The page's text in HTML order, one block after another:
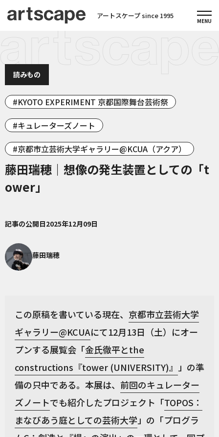
アートスケープ since 1995
読みもの
KYOTO EXPERIMENT 京都国際舞台芸術祭
キュレーターズノート
京都市立芸術大学ギャラリー@KCUA（アクア）
藤田瑞穂｜想像の発生装置としての「t
ower」
記事の公開日2025年12月09日
藤田瑞穂
この原稿を書いている現在、 京都市立芸術大学
ギャラリー@KCUAにて12月13日（土）にオー
プンする展覧会「金氏徹平とthe
constructions『tower (UNIVERSITY)』
」の準
備の只中である。本展は、 前回のキュレーター
ズノートでも紹介したプロジェクト「TOPOS：
まなびあう庭としての芸術大学」の「プログラ